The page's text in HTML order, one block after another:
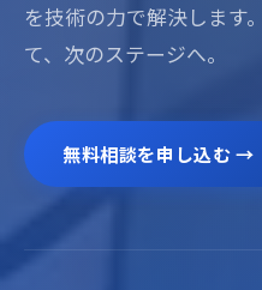
を技術の力で解決します
て、次のステージへ。
無料相談を申し込む →